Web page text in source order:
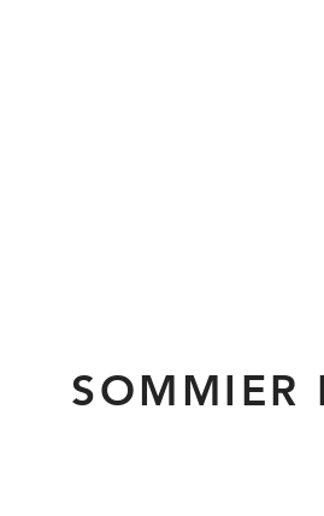
SOMMIER